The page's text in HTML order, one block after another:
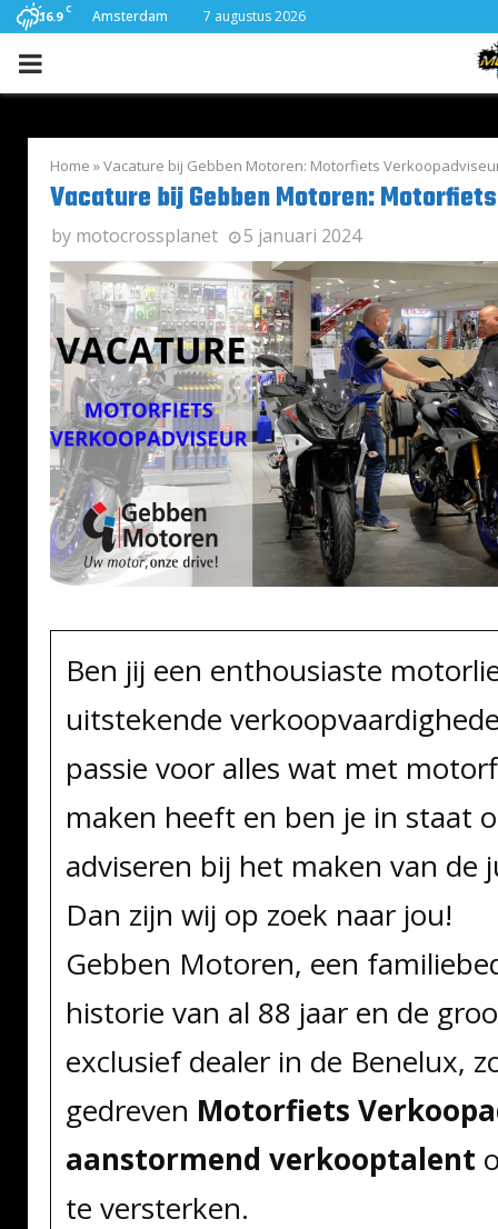
16.9 C Amsterdam 7 augustus 2026
PRIMARY
Home »Vacature bij Gebben Motoren: Motorfiets
Vacature bij Gebben Motoren:
by motocrossplanet 5 januari 2024
Ben jij een enthousiaste
uitstekende
passie voor alles wat met
maken heeft en ben je in staat
adviseren bij het maken van de
Dan zijn wij op zoek naar jou!
Gebben Motoren, een
historie van al 88 jaar en de
exclusief dealer in de Benelux,
gedreven Motorfiets
aanstormend verkooptalent
te versterken.